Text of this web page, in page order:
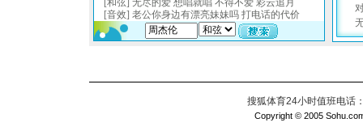
搜狐体育24小时值班电话
Copyright © 2005